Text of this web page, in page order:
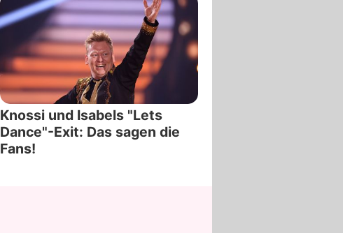
Knossi und Isabels "Lets
Dance"-Exit: Das sagen die
Fans!